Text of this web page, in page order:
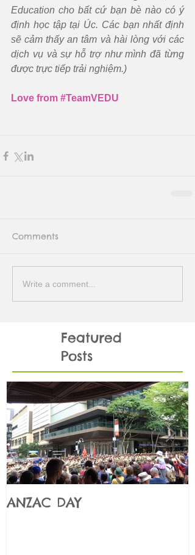
Education cho bất cứ bạn bè nào có ý
định học tập tại Úc. Các bạn nhất định
sẽ cảm thấy an tâm và hài lòng với các
dịch vụ và sự hỗ trợ như mình đã từng
được trực tiếp trải nghiệm.)
Love from #TeamVEDU
Comments
Write a comment...
Featured
Posts
ANZAC DAY